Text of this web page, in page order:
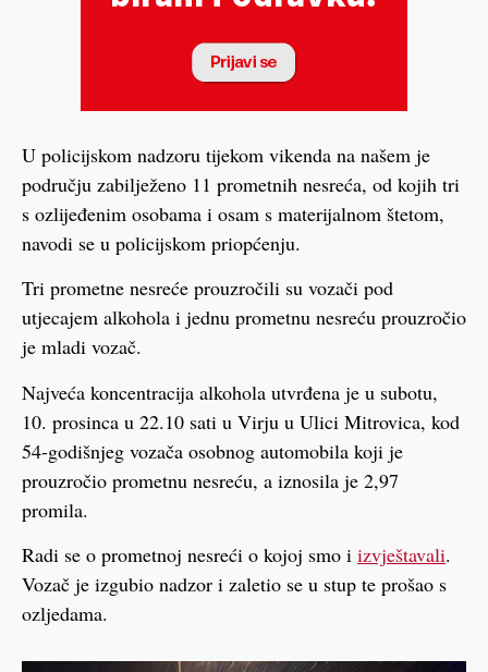
U policijskom nadzoru tijekom vikenda na našem je
području zabilježeno 11 prometnih nesreća, od kojih tri
s ozlijeđenim osobama i osam s materijalnom štetom,
navodi se u policijskom priopćenju.
Tri prometne nesreće prouzročili su vozači pod
utjecajem alkohola i jednu prometnu nesreću prouzročio
je mladi vozač.
Najveća koncentracija alkohola utvrđena je u subotu,
10. prosinca u 22.10 sati u Virju u Ulici Mitrovica, kod
54-godišnjeg vozača osobnog automobila koji je
prouzročio prometnu nesreću, a iznosila je 2,97
promila.
Radi se o prometnoj nesreći o kojoj smo i izvještavali.
Vozač je izgubio nadzor i zaletio se u stup te prošao s
ozljedama.